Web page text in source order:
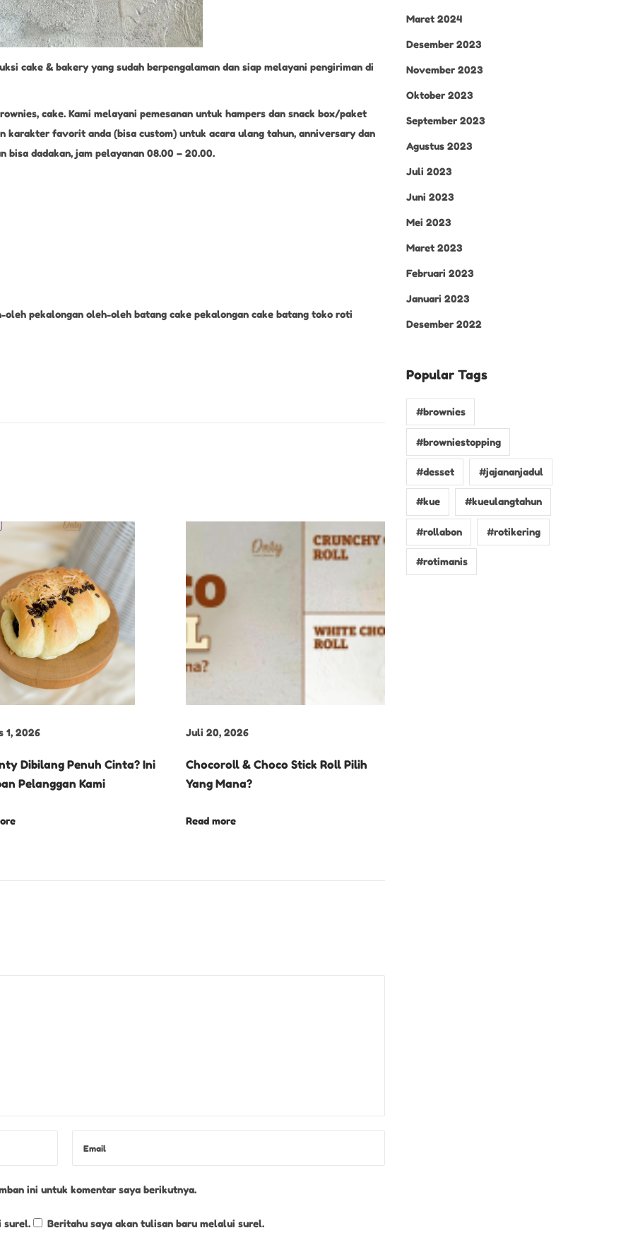
cake & bakery yang sudah berpengalaman dan siap melayani pengiriman di
cake. Kami melayani pemesanan untuk hampers dan snack box/paket
karakter favorit anda (bisa custom) untuk acara ulang tahun, anniversary dan
bisa dadakan, jam pelayanan 08.00 – 20.00.
pekalongan oleh-oleh batang cake pekalongan cake batang toko roti
1, 2026
Dibilang Penuh Cinta? Ini
Pelanggan Kami
Juli 20, 2026
Chocoroll & Choco Stick Roll Pilih
Yang Mana?
Read more
ini untuk komentar saya berikutnya.
surel. Beritahu saya akan tulisan baru melalui surel.
Maret 2024
Desember 2023
November 2023
Oktober 2023
September 2023
Agustus 2023
Juli 2023
Juni 2023
Mei 2023
Maret 2023
Februari 2023
Januari 2023
Desember 2022
Popular Tags
#brownies
#browniestopping
#desset #jajananjadul
#kue #kueulangtahun
#rollabon #rotikering
#rotimanis